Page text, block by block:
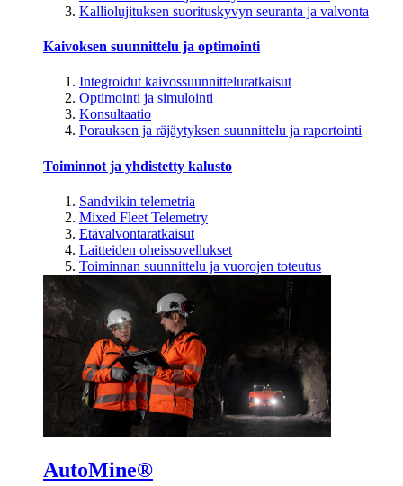
Kalliolujituksen suorituskyvyn seuranta ja valvonta
Kaivoksen suunnittelu ja optimointi
Integroidut kaivossuunnitteluratkaisut
Optimointi ja simulointi
Konsultaatio
Porauksen ja räjäytyksen suunnittelu ja raportointi
Toiminnot ja yhdistetty kalusto
Sandvikin telemetria
Mixed Fleet Telemetry
Etävalvontaratkaisut
Laitteiden oheissovellukset
Toiminnan suunnittelu ja vuorojen toteutus
AutoMine®